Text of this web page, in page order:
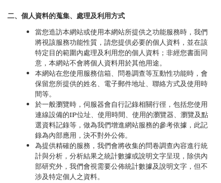
二、個人資料的蒐集、處理及利用方式
當您造訪本網站或使用本網站所提供之功能服務時，我們
將視該服務功能性質，請您提供必要的個人資料，並在該
特定目的範圍內處理及利用您的個人資料；非經您書面同
意，本網站不會將個人資料用於其他用途。
本網站在您使用服務信箱、問卷調查等互動性功能時，會
保留您所提供的姓名、電子郵件地址、聯絡方式及使用時
間等。
於一般瀏覽時，伺服器會自行記錄相關行徑，包括您使用
連線設備的IP位址、使用時間、使用的瀏覽器、瀏覽及點
選資料記錄等，做為我們增進網站服務的參考依據，此記
錄為內部應用，決不對外公佈。
為提供精確的服務，我們會將收集的問卷調查內容進行統
計與分析，分析結果之統計數據或說明文字呈現，除供內
部研究外，我們會視需要公佈統計數據及說明文字，但不
涉及特定個人之資料。